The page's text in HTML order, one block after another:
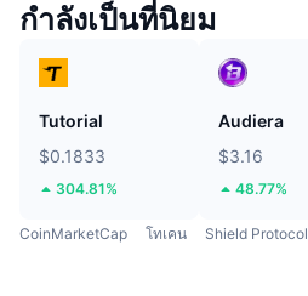
กำลังเป็นที่นิยม
Tutorial
$0.1833
304.81%
Audiera
$3.16
48.77%
CoinMarketCap โทเคน Shield Protocol